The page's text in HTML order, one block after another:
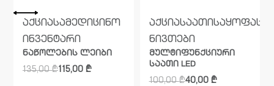
საყოფაცხოვრებო
აქციასამედიცინო
ინვენტარი
ნაწოლების ლეიბი
135,00₾115,00 ₾
აქციასაათი
ნივთები
მულტიფუნქციური
საათი LED
100,00₾40,00 ₾